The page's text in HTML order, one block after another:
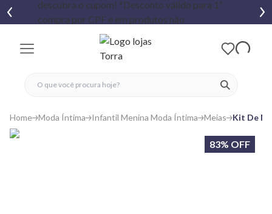
ver
fechar menu
fechar menu
favoritos
Home Moda Íntima Infantil Menina Moda Íntima Meias Kit De
83% OFF